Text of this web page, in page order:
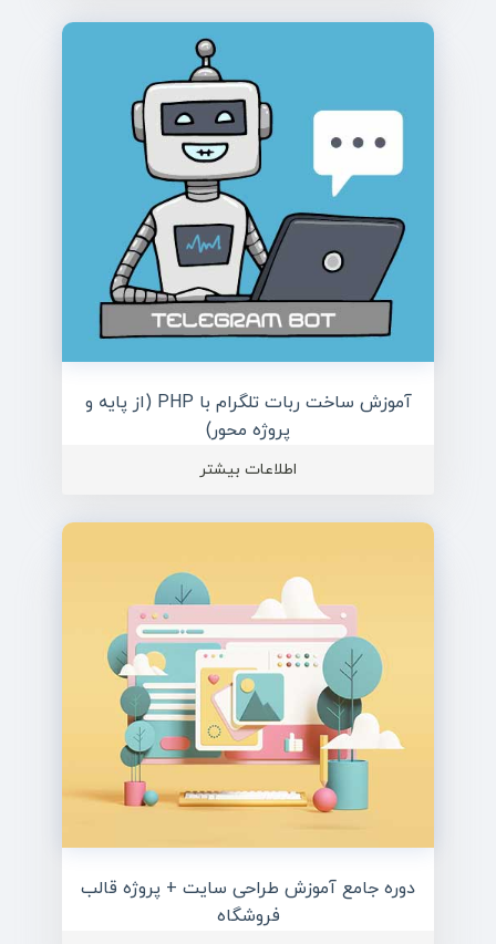
آموزش ساخت ربات تلگرام با PHP (از پایه و
پروژه محور)
اطلاعات بیشتر
دوره جامع آموزش طراحی سایت + پروژه قالب
فروشگاه